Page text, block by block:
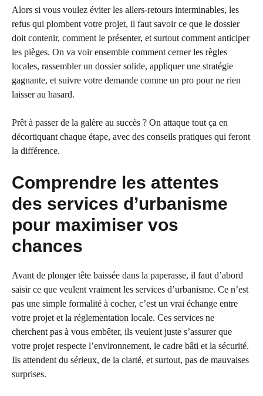
Alors si vous voulez éviter les allers-retours interminables, les
refus qui plombent votre projet, il faut savoir ce que le dossier
doit contenir, comment le présenter, et surtout comment anticiper
les pièges. On va voir ensemble comment cerner les règles
locales, rassembler un dossier solide, appliquer une stratégie
gagnante, et suivre votre demande comme un pro pour ne rien
laisser au hasard.
Prêt à passer de la galère au succès ? On attaque tout ça en
décortiquant chaque étape, avec des conseils pratiques qui feront
la différence.
Comprendre les attentes
des services d’urbanisme
pour maximiser vos
chances
Avant de plonger tête baissée dans la paperasse, il faut d’abord
saisir ce que veulent vraiment les services d’urbanisme. Ce n’est
pas une simple formalité à cocher, c’est un vrai échange entre
votre projet et la réglementation locale. Ces services ne
cherchent pas à vous embêter, ils veulent juste s’assurer que
votre projet respecte l’environnement, le cadre bâti et la sécurité.
Ils attendent du sérieux, de la clarté, et surtout, pas de mauvaises
surprises.